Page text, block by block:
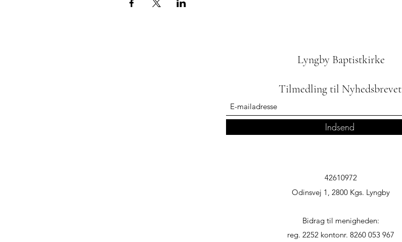
Lyngby Baptistkirke
Tilmedling til Nyhedsbrevet
Indsend
42610972
Odinsvej 1, 2800 Kgs. Lyngby
Bidrag til menigheden:
reg. 2252 kontonr. 8260 053 967